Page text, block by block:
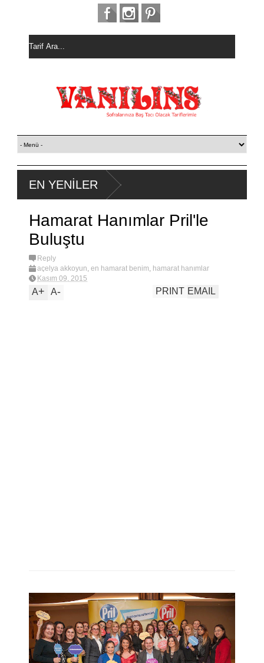
EN YENİLER
Hamarat Hanımlar Pril'le
Buluştu
Reply
açelya akkoyun, en hamarat benim, hamarat hanımlar
pril'le buluştu, Katıldığım etkinlikler
Kasım 09, 2015
A+ A- EMAIL
PRINT